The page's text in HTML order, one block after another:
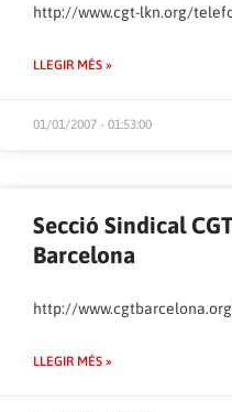
http://www.cgt-lkn.org/
LLEGIR MÉS »
01/01/2007 - 01:53:00
Secció Sindical
Barcelona
http://
LLEGIR MÉS »